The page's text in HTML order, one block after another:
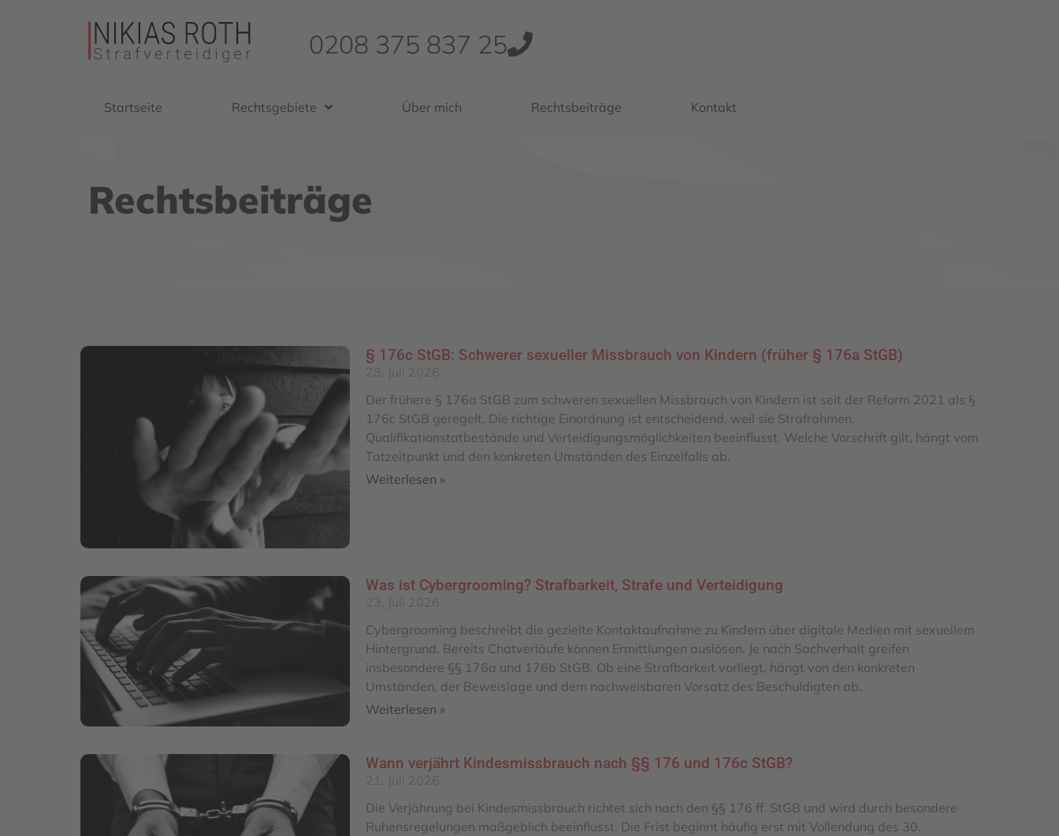
0208 375 837 25
Startseite Rechtsgebiete Über mich Rechtsbeiträge Kontakt
Rechtsbeiträge
§ 176c StGB: Schwerer sexueller Missbrauch von Kindern (früher § 176a StGB)
Der frühere § 176a StGB zum schweren sexuellen Missbrauch von Kindern ist seit der Reform 2021 als §
176c StGB geregelt. Die richtige Einordnung ist entscheidend, weil sie Strafrahmen,
Qualifikationstatbestände und Verteidigungsmöglichkeiten beeinflusst. Welche Vorschrift gilt, hängt vom
Tatzeitpunkt und den konkreten Umständen des Einzelfalls ab.
Weiterlesen »
Was ist Cybergrooming? Strafbarkeit, Strafe und Verteidigung
Cybergrooming beschreibt die gezielte Kontaktaufnahme zu Kindern über digitale Medien mit sexuellem
Hintergrund. Bereits Chatverläufe können Ermittlungen auslösen. Je nach Sachverhalt greifen
insbesondere §§ 176a und 176b StGB. Ob eine Strafbarkeit vorliegt, hängt von den konkreten
Umständen, der Beweislage und dem nachweisbaren Vorsatz des Beschuldigten ab.
Weiterlesen »
Wann verjährt Kindesmissbrauch nach §§ 176 und 176c StGB?
Die Verjährung bei Kindesmissbrauch richtet sich nach den §§ 176 ff. StGB und wird durch besondere
Ruhensregelungen maßgeblich beeinflusst. Die Frist beginnt häufig erst mit Vollendung des 30.